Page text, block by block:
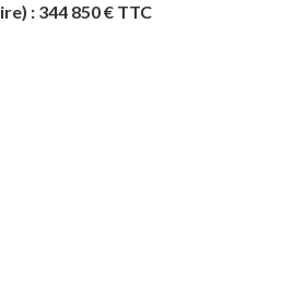
: 344 850 € TTC